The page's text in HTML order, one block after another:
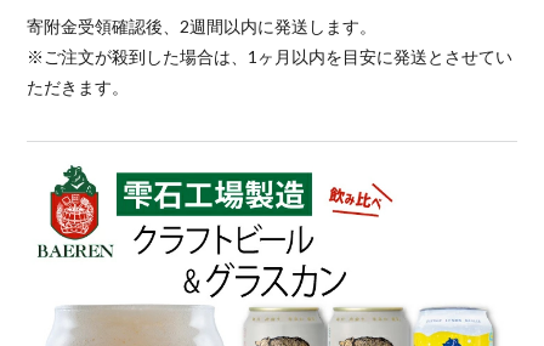
寄附金受領確認後、2週間以内に発送します。
※ご注文が殺到した場合は、1ヶ月以内を目安に発送とさせてい
ただきます。